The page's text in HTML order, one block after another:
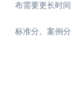
布需要更长时
标准分。案例